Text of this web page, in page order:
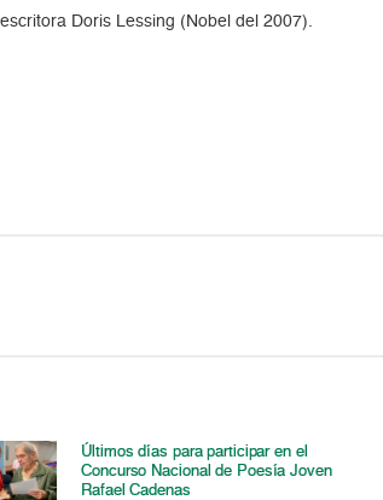
Doris Lessing (Nobel del 2007).
Últimos días para participar en el
Concurso Nacional de Poesía Joven
Rafael Cadenas